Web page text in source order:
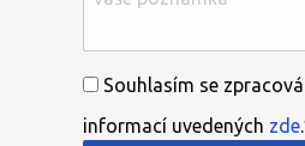
Souhlasím se
informací uvedených zde